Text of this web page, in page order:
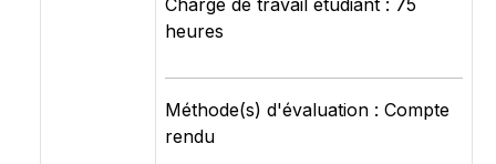
Charge de travail étudiant : 75
heures
Méthode(s) d'évaluation : Compte
rendu